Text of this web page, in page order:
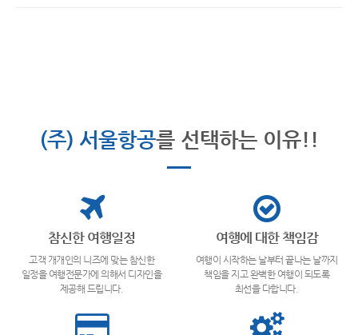
(주) 서울항공를 선택하는 이유!!
참신한 여행일정
고객 개개인의 니즈에 맞는 참신한
일정을 여행전문가에 의해서 디자인을
제공해 드립니다.
여행에 대한 책임감
여행이 시작하는 날부터 끝나는 날까지
책임을 지고 완벽한 여행이 되도록
최선을 다합니다.